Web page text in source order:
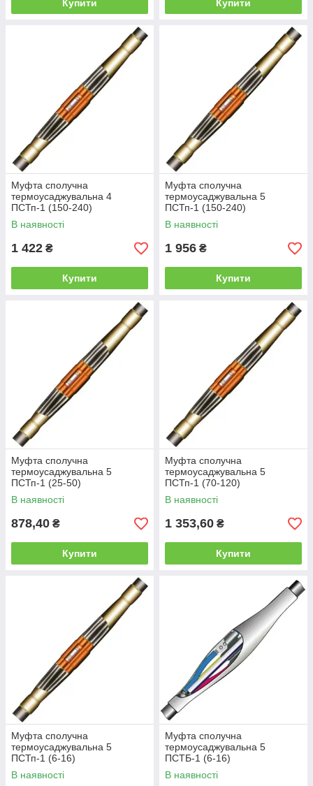
Купити Купити
Муфта сполучна
термоусаджувальна 4
ПСТп-1 (150-240)
В наявності
1 422 ₴
Купити
Муфта сполучна
термоусаджувальна 5
ПСТп-1 (150-240)
В наявності
1 956 ₴
Купити
Муфта сполучна
термоусаджувальна 5
ПСТп-1 (25-50)
В наявності
878,40 ₴
Купити
Муфта сполучна
термоусаджувальна 5
ПСТп-1 (70-120)
В наявності
1 353,60 ₴
Купити
Муфта сполучна
термоусаджувальна 5
ПСТп-1 (6-16)
В наявності
Муфта сполучна
термоусаджувальна 5
ПСТБ-1 (6-16)
В наявності